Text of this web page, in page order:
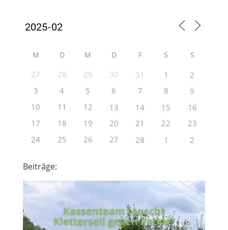
M D M D F S S
27 28 29 30 31 1
2
3
4 5 6 7 8
9
10
11 12 13 14 15
16
17
18 19 20 21 22
23
24
25 26 27 28 1 2
Beiträge:
Kassenteam tauscht
Kletterseil gegen Paddel